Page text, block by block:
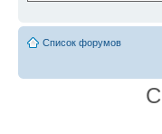
Список форумов